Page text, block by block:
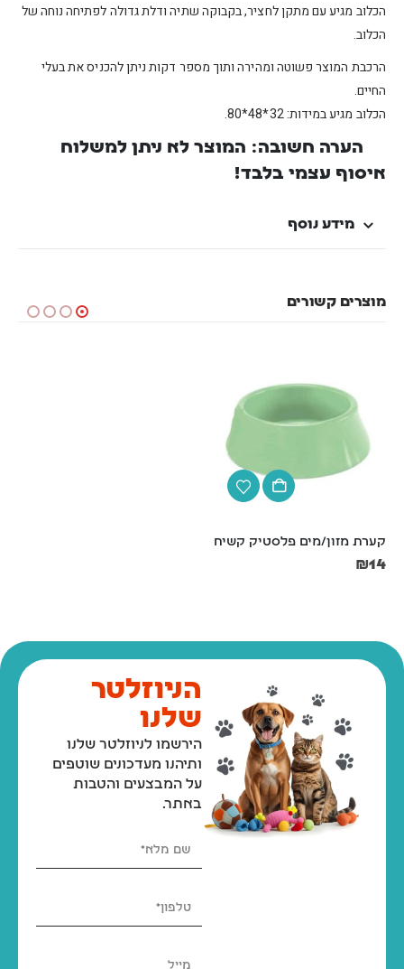
הכלוב מגיע עם מתקן לחציר, בקבוקה שתיה ודלת גדולה לפתיחה נוחה של
הכלוב.
הרכבת המוצר פשוטה ומהירה ותוך מספר דקות ניתן להכניס את בעלי
החיים.
הכלוב מגיע במידות: 32*48*80.
הערה חשובה: המוצר לא ניתן למשלוח
איסוף עצמי בלבד!
מידע נוסף
מוצרים קשורים
קערת מזון/מים פלסטיק קשיח
₪14
הניוזלטר
שלנו
הירשמו לניוזלטר שלנו
ותיהנו מעדכונים שוטפים
על המבצעים והטבות
באתר.